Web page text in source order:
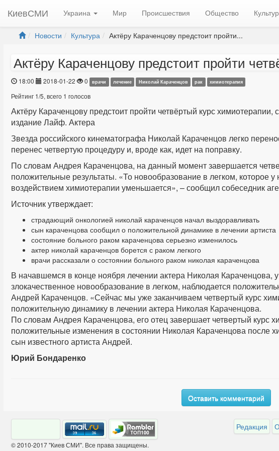
КиевСМИ Украина Мир Происшествия Общество
Новости Культура Актёру Караченцову предстоит пройти...
Актёру Караченцову предстоит пройти
18:00 2018-01-22 0 врачи лечение Николай Караченцов рак химиотерапия
Рейтинг 1/5, всего 1 голосов
Актёру Караченцову предстоит пройти четвёртый курс
издание Лайф. Актера
Звезда российского кинематографа Николай Караченцов легко
перенес четвертую процедуру и, вроде как, идет на поправку.
По словам Андрея Караченцова, на данный момент завершается
положительные результаты. «То новообразование в легком, которое
воздействием химиотерапии уменьшается», – сообщил собеседник
Источник утверждает:
страдающий онкологией николай караченцов начал выздоравливать
сын караченцова сообщил о положительной динамике в лечении артиста
состояние больного раком караченцова серьезно изменилось
актер николай караченцов борется с раком легкого
врачи рассказали о состоянии больного раком николая караченцова
В начавшемся в конце ноября лечении актера Николая Караченцова,
злокачественное новообразование в легком, наблюдается
Андрей Караченцов. «Сейчас мы уже заканчиваем четвертый курс
положительную динамику в лечении актера Николая Караченцова.
По словам Андрея Караченцова, его отец завершает четвертый курс
положительные изменения в состоянии Николая Караченцова после
сын известного артиста Андрей.
Юрий Бондаренко
Оставить комментарий
Редакция
© 2010-2017 "Киев СМИ". Все права защищены.